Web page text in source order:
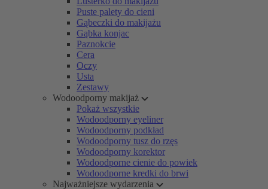
Puste palety do cieni
Gąbeczki do makijażu
Gąbka konjac
Paznokcie
Cera
Oczy
Usta
Zestawy
Wodoodporny makijaż
Pokaż wszystkie
Wodoodporny eyeliner
Wodoodporny podkład
Wodoodporny tusz do rzęs
Wodoodporny korektor
Wodoodporne cienie do powiek
Wodoodporne kredki do brwi
Najważniejsze wydarzenia